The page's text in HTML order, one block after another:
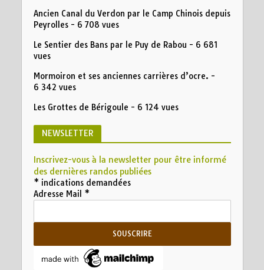
Ancien Canal du Verdon par le Camp Chinois depuis
Peyrolles- 6 708 vues
Le Sentier des Bans par le Puy de Rabou - 6 681
vues
Mormoiron et ses anciennes carrières d’ocre. -
6 342 vues
Les Grottes de Bérigoule - 6 124 vues
NEWSLETTER
Inscrivez-vous à la newsletter pour être informé
des dernières randos publiées
* indications demandées
Adresse Mail *